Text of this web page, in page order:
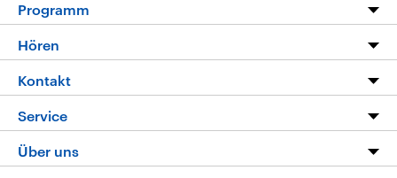
Programm
Programm
Die Nachrichten
Nachrichtenleicht
Neue Beiträge auf dlf.de
Hören
Livestream
Podcasts
Deutschlandfunk App
Kontakt
Hörerservice
Service
FAQ
Über uns